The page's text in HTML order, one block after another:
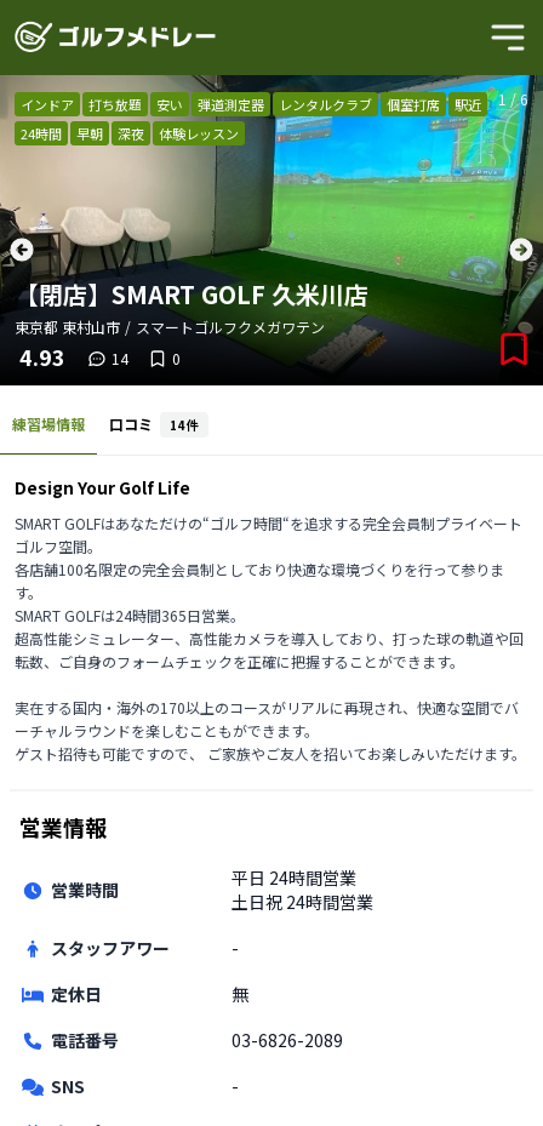
1/6
インドア 打ち放題 安い 弾道測定器 レンタルクラブ 個室打席
駅近
24時間
早朝 深夜 体験レッスン
【閉店】SMART GOLF 久米川店
東京都 東村山市 / スマートゴルフクメガワテン
4.93 14 0
練習場情報 口コミ 14件
Design Your Golf Life
SMART GOLFはあなただけの“ゴルフ時間“を追求する完全会員制プライベート
ゴルフ空間。
各店舗100名限定の完全会員制としており快適な環境づくりを行って参りま
す。
SMART GOLFは24時間365日営業。
超高性能シミュレーター、高性能カメラを導入しており、打った球の軌道や回
転数、ご自身のフォームチェックを正確に把握することができます。
実在する国内・海外の170以上のコースがリアルに再現され、快適な空間でバ
ーチャルラウンドを楽しむこともができます。
営業情報
営業時間 平日 24時間営業
土日祝 24時間営業
スタッフアワー
-
定休日
無
電話番号
03-6826-2089
SNS
-